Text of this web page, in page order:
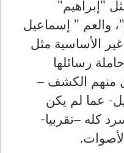
"إبراهيم"
والعم " إسماعيل
الأساسية مثل
رسائلها
منهم الكشف –
عما لم يكن
كله –تقربيا-